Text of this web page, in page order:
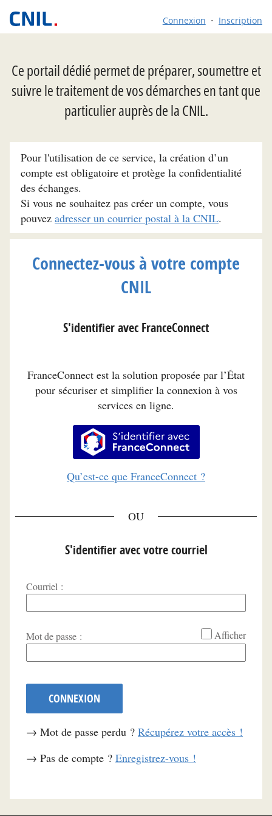
Connexion Inscription
Ce portail dédié permet de préparer, soumettre et
suivre le traitement de vos démarches en tant que
particulier auprès de la CNIL.
Pour l'utilisation de ce service, la création d’un
compte est obligatoire et protège la confidentialité
des échanges.
Si vous ne souhaitez pas créer un compte, vous
pouvez adresser un courrier postal à la CNIL.
Connectez-vous à votre compte
CNIL
S'identifier avec FranceConnect
FranceConnect est la solution proposée par l’État
pour sécuriser et simplifier la connexion à vos
services en ligne.
S’identifier avec
Qu’est-ce que FranceConnect ?
S'identifier avec votre courriel
Courriel :
Mot de passe : Afficher
CONNEXION
→ Mot de passe perdu ? Récupérez votre accès !
→ Pas de compte ? Enregistrez-vous !